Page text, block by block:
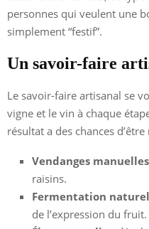
personnes qui veulent une
simplement “festif”.
Un savoir-faire
Le savoir-faire artisanal se
vigne et le vin à chaque
résultat a des chances
Vendanges manuelles
raisins.
Fermentation
de l’expression du fruit.